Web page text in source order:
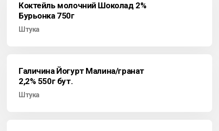
Коктейль молочний Шоколад 2%
Бурьонка 750г
Штука
Галичина Йогурт Малина/гранат
2,2% 550г бут.
Штука